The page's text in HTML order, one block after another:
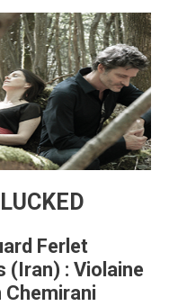
Ferlet
(Iran) : Violaine
Chemirani